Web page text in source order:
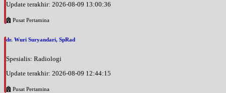
Update terakhir: 2026-08-09 13:00:36
Pusat Pertamina
dr. Wuri Suryandari, SpRad
Spesialis: Radiologi
Update terakhir: 2026-08-09 12:44:15
Pusat Pertamina